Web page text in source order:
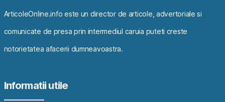
ArticoleOnline.info este un director de articole, advertoriale si
comunicate de presa prin intermediul caruia puteti creste
notorietatea afacerii dumneavoastra.
Informatii utile